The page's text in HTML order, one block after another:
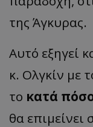
της Άγκυρας.
Αυτό εξηγεί
κ. Ολγκίν με
το κατά
θα επιμείνει